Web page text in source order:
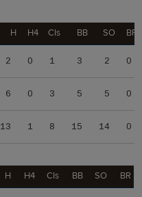
H H4 CIs BB SO BR
2 0 1 3 2 0
6 0 3 5 5 0
13 1 8 15 14 0
H H4 CIs BB SO BR